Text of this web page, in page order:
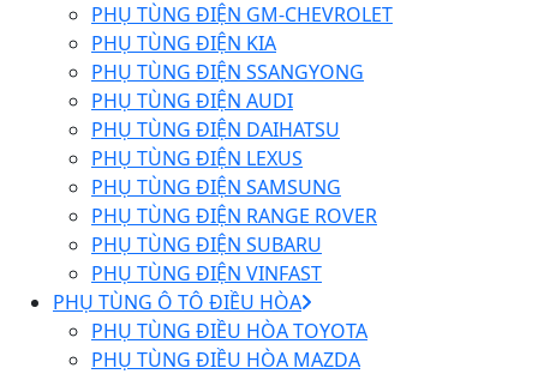
PHỤ TÙNG ĐIỆN GM-CHEVROLET
PHỤ TÙNG ĐIỆN KIA
PHỤ TÙNG ĐIỆN SSANGYONG
PHỤ TÙNG ĐIỆN AUDI
PHỤ TÙNG ĐIỆN DAIHATSU
PHỤ TÙNG ĐIỆN LEXUS
PHỤ TÙNG ĐIỆN SAMSUNG
PHỤ TÙNG ĐIỆN RANGE ROVER
PHỤ TÙNG ĐIỆN SUBARU
PHỤ TÙNG ĐIỆN VINFAST
PHỤ TÙNG Ô TÔ ĐIỀU HÒA
PHỤ TÙNG ĐIỀU HÒA TOYOTA
PHỤ TÙNG ĐIỀU HÒA MAZDA